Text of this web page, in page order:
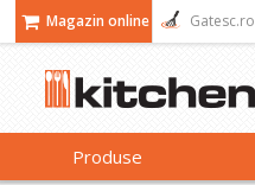
Magazin online Gatesc.ro
Produse